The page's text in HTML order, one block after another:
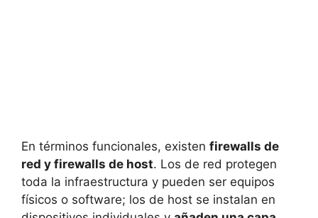
En términos funcionales, existen firewalls de
red y firewalls de host. Los de red protegen
toda la infraestructura y pueden ser equipos
físicos o software; los de host se instalan en